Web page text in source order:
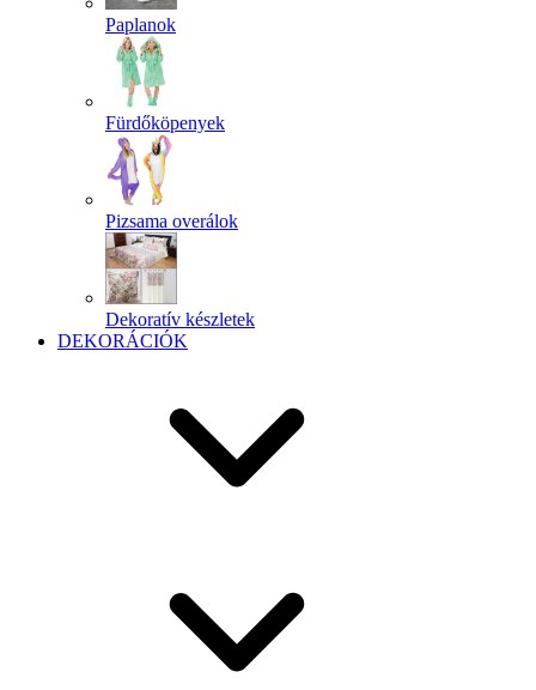
Paplanok
Fürdőköpenyek
Pizsama overálok
Dekoratív készletek
DEKORÁCIÓK